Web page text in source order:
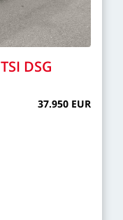
TSI DSG
37.950 EUR